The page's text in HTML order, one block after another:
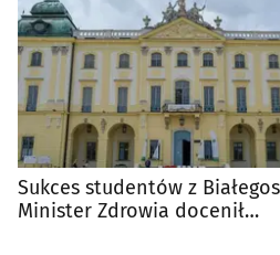
Sukces studentów z
Minister Zdrowia docenił